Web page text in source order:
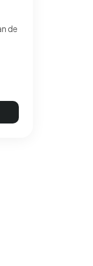
de